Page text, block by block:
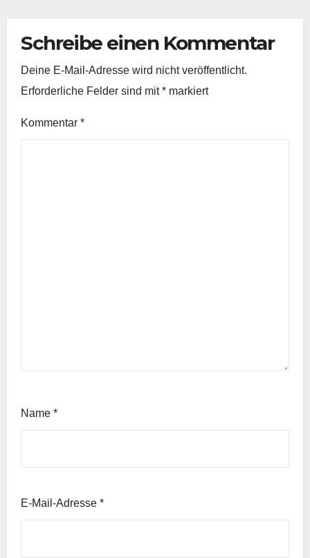
Schreibe einen Kommentar
Deine E-Mail-Adresse wird nicht veröffentlicht.
Erforderliche Felder sind mit* markiert
Kommentar *
Name *
E-Mail-Adresse *